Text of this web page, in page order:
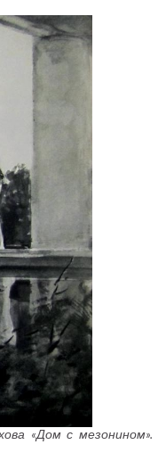
«Дом с мезонином».